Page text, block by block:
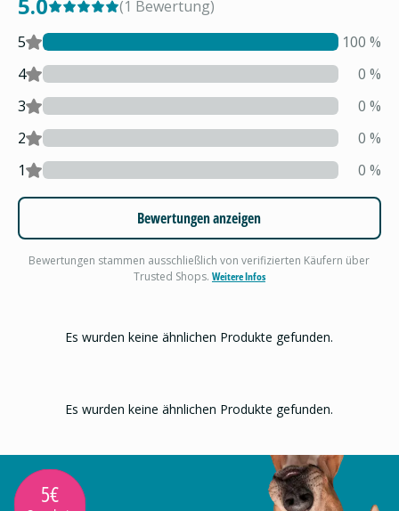
(1 Bewertung)
5
100 %
4
0 %
3
0 %
2
0 %
1
0 %
Bewertungen anzeigen
Bewertungen stammen ausschließlich von verifizierten Käufern über
Trusted Shops. Weitere Infos
Es wurden keine ähnlichen Produkte gefunden.
Es wurden keine ähnlichen Produkte gefunden.
5€